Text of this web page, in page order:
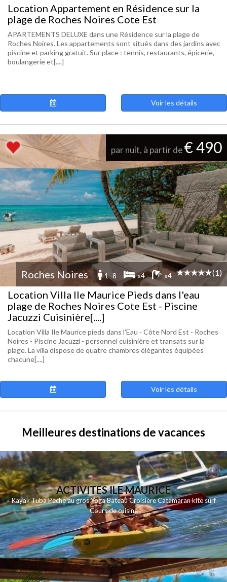
Location Appartement en Résidence sur la
plage de Roches Noires Cote Est
APARTEMENTS DELUXE dans une Résidence sur la plage de
Roches Noires. Les appartements sont situés dans des jardins avec
piscine et parking gratuit. Sur place : tennis, restaurants, épicerie,
boulangerie et[....]
Voir les détails
par nuit, à partir de€ 490
Roches Noires 1 -8 x4 x4 (1)
Location Villa Ile Maurice Pieds dans l'eau
plage de Roches Noires Cote Est - Piscine
Jacuzzi Cuisinière[....]
Location Villa Ile Maurice pieds dans l'Eau - Côte Nord Est - Roches
Noires - Piscine Jacuzzi - personnel cuisinière et transats sur la
plage. La villa dispose de quatre chambres élégantes équipées
chacune[....]
Voir les détails
Meilleures destinations de vacances
ACTIVITES ILE MAURICE
Kayak Tuba Peche au gros Yoga Bateau Croisiere Catamaran kite surf
Cours de cuisine